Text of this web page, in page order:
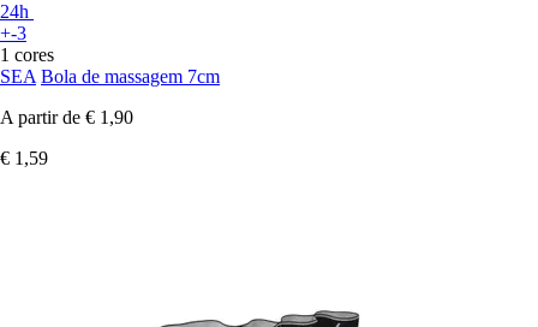
24h
+-3
1 cores
SEA Bola de massagem 7cm
A partir de € 1,90
€ 1,59